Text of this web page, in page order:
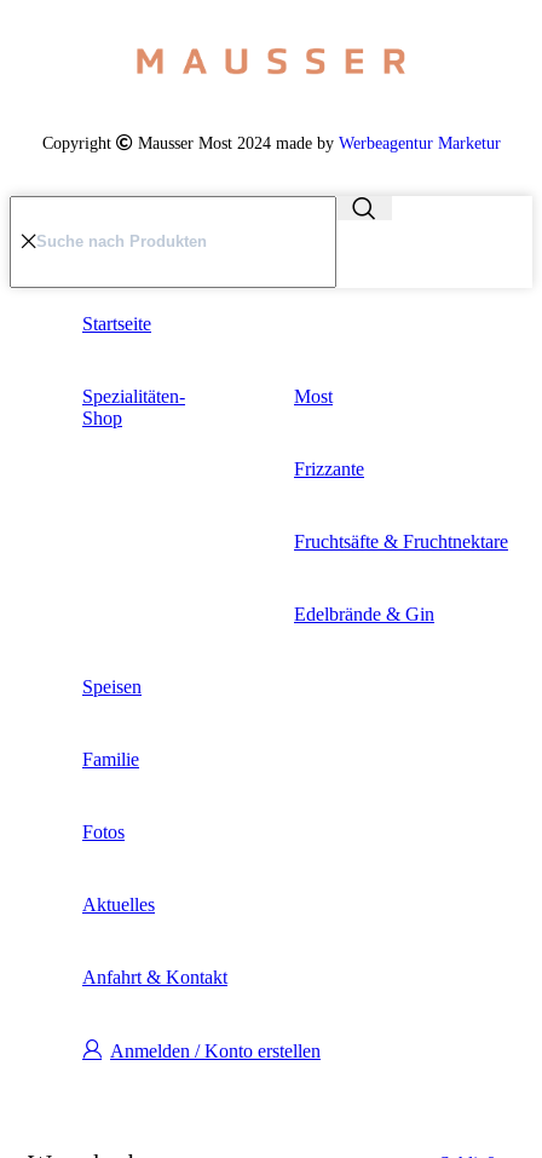
Copyright Mausser Most 2024 made by Werbeagentur Marketur
Startseite
Spezialitäten-
Shop
Most
Frizzante
Fruchtsäfte & Fruchtnektare
Edelbrände & Gin
Speisen
Familie
Fotos
Aktuelles
Anfahrt & Kontakt
Anmelden / Konto erstellen